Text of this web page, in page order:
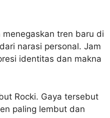
tren baru di
narasi personal. Jam
identitas dan makna
Rocki. Gaya tersebut
paling lembut dan